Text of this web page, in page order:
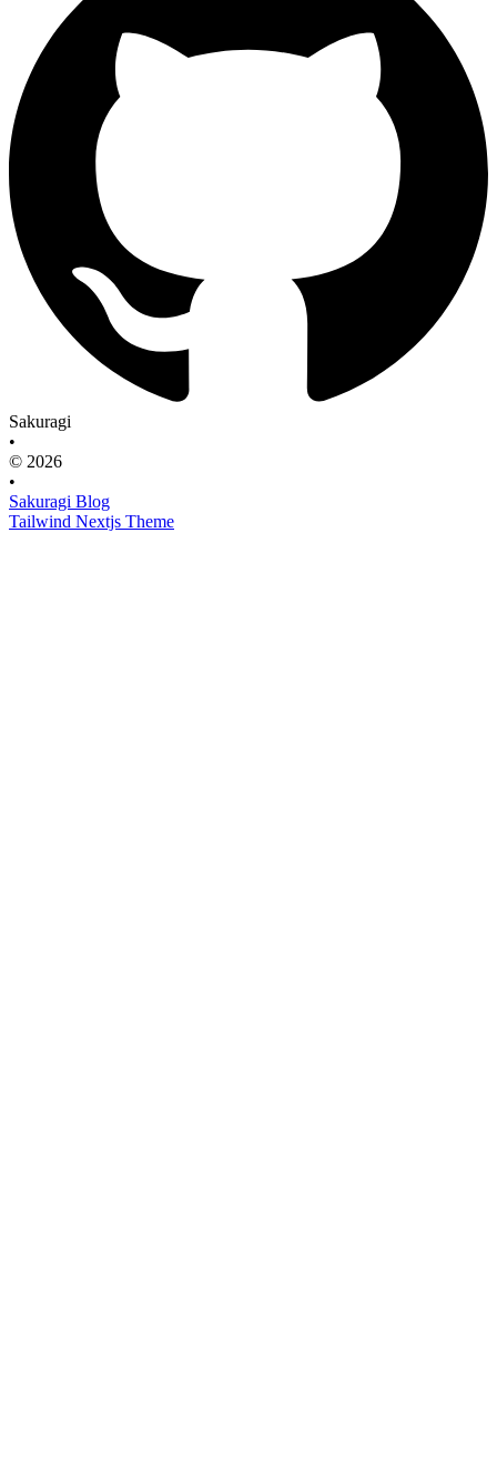
Sakuragi
•
© 2026
•
Sakuragi Blog
Tailwind Nextjs Theme